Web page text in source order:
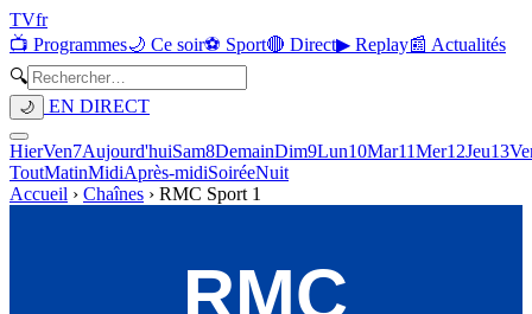
TVfr
📺 Programmes🌙 Ce soir⚽ Sport🔴 Direct▶ Replay📰 Actualités
🔍
🌙 EN DIRECT
HierVen7Aujourd'huiSam8DemainDim9Lun10Mar11Mer12Jeu13
ToutMatinMidiAprès-midiSoiréeNuit
Accueil › Chaînes › RMC Sport 1